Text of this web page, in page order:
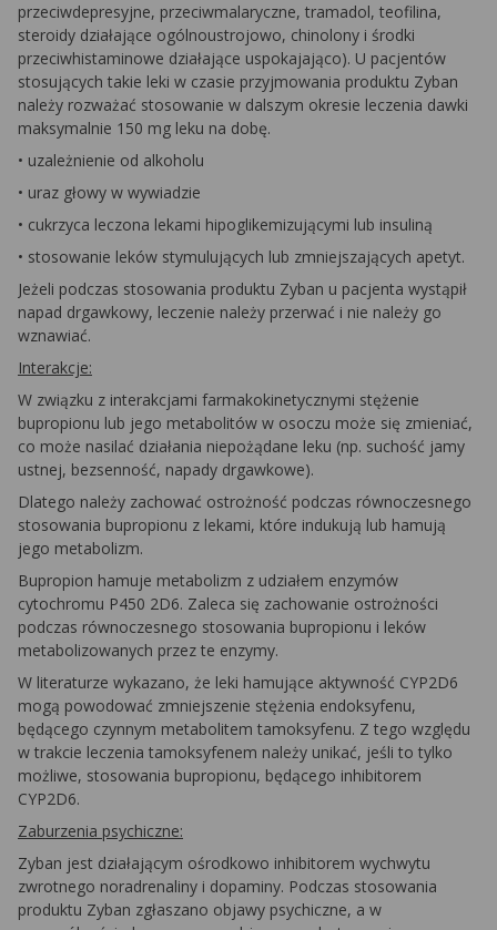
przeciwdepresyjne, przeciwmalaryczne, tramadol, teofilina,
steroidy działające ogólnoustrojowo, chinolony i środki
przeciwhistaminowe działające uspokajająco). U pacjentów
stosujących takie leki w czasie przyjmowania produktu Zyban
należy rozważać stosowanie w dalszym okresie leczenia dawki
maksymalnie 150 mg leku na dobę.
• uzależnienie od alkoholu
• uraz głowy w wywiadzie
• cukrzyca leczona lekami hipoglikemizującymi lub insuliną
• stosowanie leków stymulujących lub zmniejszających apetyt.
Jeżeli podczas stosowania produktu Zyban u pacjenta wystąpił
napad drgawkowy, leczenie należy przerwać i nie należy go
wznawiać.
Interakcje:
W związku z interakcjami farmakokinetycznymi stężenie
bupropionu lub jego metabolitów w osoczu może się zmieniać,
co może nasilać działania niepożądane leku (np. suchość jamy
ustnej, bezsenność, napady drgawkowe).
Dlatego należy zachować ostrożność podczas równoczesnego
stosowania bupropionu z lekami, które indukują lub hamują
jego metabolizm.
Bupropion hamuje metabolizm z udziałem enzymów
cytochromu P450 2D6. Zaleca się zachowanie ostrożności
podczas równoczesnego stosowania bupropionu i leków
metabolizowanych przez te enzymy.
W literaturze wykazano, że leki hamujące aktywność CYP2D6
mogą powodować zmniejszenie stężenia endoksyfenu,
będącego czynnym metabolitem tamoksyfenu. Z tego względu
w trakcie leczenia tamoksyfenem należy unikać, jeśli to tylko
możliwe, stosowania bupropionu, będącego inhibitorem
CYP2D6.
Zaburzenia psychiczne:
Zyban jest działającym ośrodkowo inhibitorem wychwytu
zwrotnego noradrenaliny i dopaminy. Podczas stosowania
produktu Zyban zgłaszano objawy psychiczne, a w